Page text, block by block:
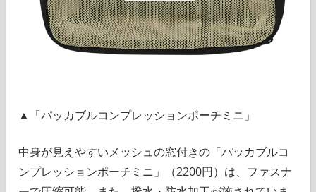
▲「パッカブルコンプレッションポーチミニ」
中身が見えやすいメッシュの窓付きの「パッカブルコ
ンプレッションポーチミニ」（2200円）は、ファスナ